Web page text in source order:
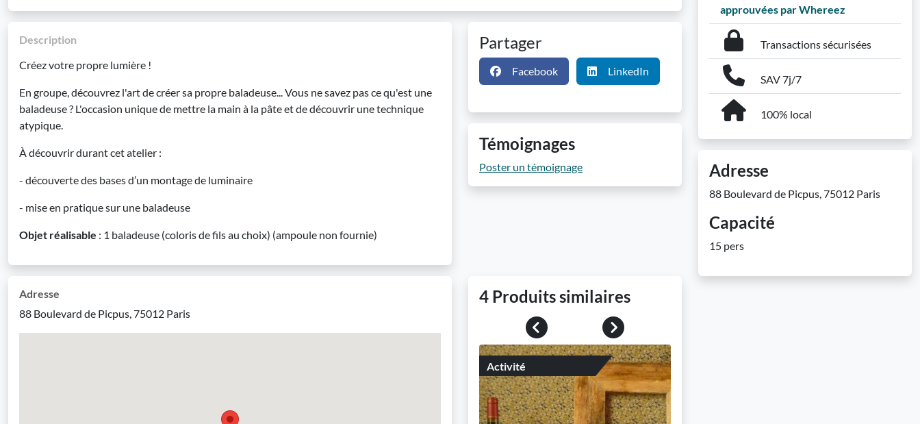
Description
Créez votre propre lumière !
En groupe, découvrez l'art de créer sa propre baladeuse... Vous ne savez pas ce qu'est une
baladeuse ? L'occasion unique de mettre la main à la pâte et de découvrir une technique
atypique.
À découvrir durant cet atelier :
- découverte des bases d’un montage de luminaire
- mise en pratique sur une baladeuse
Objet réalisable : 1 baladeuse (coloris de fils au choix) (ampoule non fournie)
Partager
Facebook LinkedIn
Témoignages
Poster un témoignage
Adresse
88 Boulevard de Picpus, 75012 Paris
4 Produits similaires
Previous
Next
Activité
approuvées par Whereez
Transactions sécurisées
SAV 7j/7
100% local
Adresse
88 Boulevard de Picpus, 75012 Paris
Capacité
15 pers